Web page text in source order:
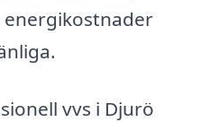
energikostnader
vvs i Djurö